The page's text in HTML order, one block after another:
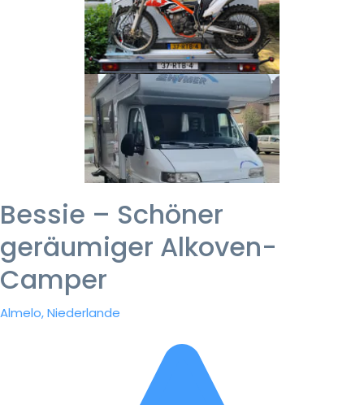
Bessie – Schöner
geräumiger Alkoven-
Camper
Almelo, Niederlande